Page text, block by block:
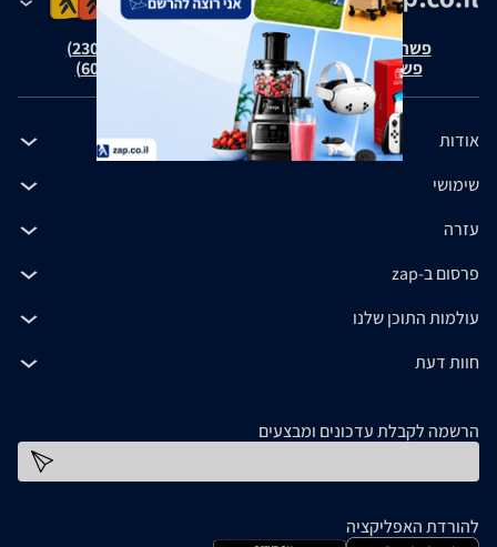
פשרה בת"צ אבנצ'יק נ' זאפ גרופ (ת"צ 23008-08-20)
פשרה בת"צ כהנים נ' זאפ גרופ (ת"צ 60371-12-19)
אודות
שימושי
עזרה
פרסום ב-zap
עולמות התוכן שלנו
חוות דעת
הרשמה לקבלת עדכונים ומבצעים
להורדת האפליקציה